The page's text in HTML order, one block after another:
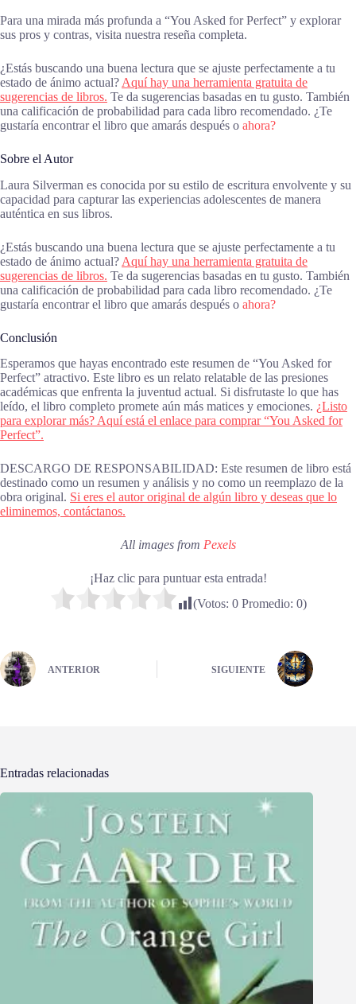
Para una mirada más profunda a “You Asked for Perfect” y explorar
sus pros y contras, visita nuestra reseña completa.
¿Estás buscando una buena lectura que se ajuste perfectamente a tu
estado de ánimo actual? Aquí hay una herramienta gratuita de
sugerencias de libros. Te da sugerencias basadas en tu gusto. También
una calificación de probabilidad para cada libro recomendado. ¿Te
gustaría encontrar el libro que amarás después o ahora?
Sobre el Autor
Laura Silverman es conocida por su estilo de escritura envolvente y su
capacidad para capturar las experiencias adolescentes de manera
auténtica en sus libros.
¿Estás buscando una buena lectura que se ajuste perfectamente a tu
estado de ánimo actual? Aquí hay una herramienta gratuita de
sugerencias de libros. Te da sugerencias basadas en tu gusto. También
una calificación de probabilidad para cada libro recomendado. ¿Te
gustaría encontrar el libro que amarás después o ahora?
Conclusión
Esperamos que hayas encontrado este resumen de “You Asked for
Perfect” atractivo. Este libro es un relato relatable de las presiones
académicas que enfrenta la juventud actual. Si disfrutaste lo que has
leído, el libro completo promete aún más matices y emociones. ¿Listo
para explorar más? Aquí está el enlace para comprar “You Asked for
Perfect”.
DESCARGO DE RESPONSABILIDAD: Este resumen de libro está
destinado como un resumen y análisis y no como un reemplazo de la
obra original. Si eres el autor original de algún libro y deseas que lo
eliminemos, contáctanos.
All images from Pexels
¡Haz clic para puntuar esta entrada!
(Votos: 0Promedio: 0)
ANTERIOR SIGUIENTE
Entradas relacionadas